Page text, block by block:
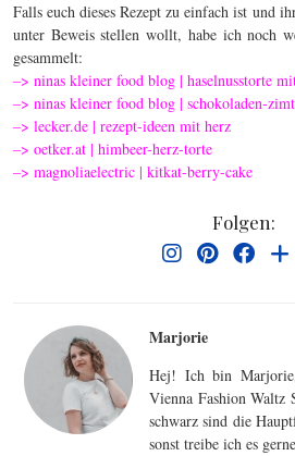
Falls euch dieses Rezept zu einfach ist und
unter Beweis stellen wollt, habe ich noch
gesammelt:
–> ninas kleiner food blog | haselnusstorte
–> ninas kleiner food blog | schokoladen-
–> lecker.de | rezept-ideen mit herz
–> oetker.at | himbeer-herz-torte
–> magnoliaelectric | kitkat-berry-cake
Folgen:
Marjorie
Hej! Ich bin
Vienna Fashion Waltz
schwarz sind die
sonst treibe ich es